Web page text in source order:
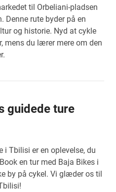
til Orbeliani-pladsen
Denne rute byder på en
og historie. Nyd at cykle
mens du lærer mere om den
guidede ture
i Tbilisi er en oplevelse, du
en tur med Baja Bikes i
by på cykel. Vi glæder os til